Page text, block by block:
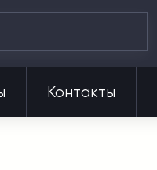
Контакты